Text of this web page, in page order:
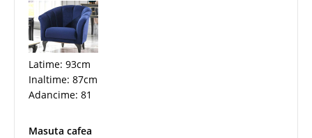
Latime: 93cm
Inaltime: 87cm
Adancime: 81
Masuta cafea